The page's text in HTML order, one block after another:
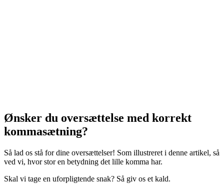
Ønsker du oversættelse med korrekt
kommasætning?
Så lad os stå for dine oversættelser! Som illustreret i denne artikel, så
ved vi, hvor stor en betydning det lille komma har.
Skal vi tage en uforpligtende snak? Så giv os et kald.